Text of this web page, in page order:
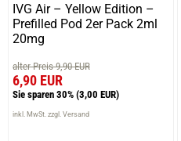
IVG Air – Yellow Edition –
Prefilled Pod 2er Pack 2ml
20mg
alter Preis 9,90 EUR
6,90 EUR
Sie sparen 30% (3,00 EUR)
inkl. MwSt. zzgl. Versand